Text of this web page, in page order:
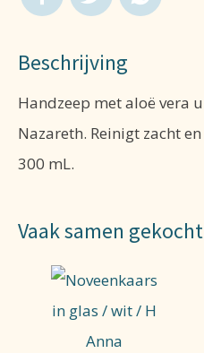
Beschrijving
Handzeep met aloë vera
Nazareth. Reinigt zacht
300 mL.
Vaak samen gekocht